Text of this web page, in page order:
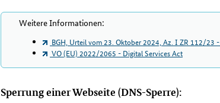
Weitere Informationen:
BGH, Urteil vom 23. Oktober 2024, Az. I ZR 112/23
VO (EU) 2022/2065 - Digital Services Act
Sperrung einer Webseite (DNS-Sperre):